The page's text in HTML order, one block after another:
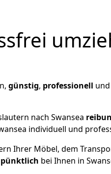
günstig, professionell und
nach Swansea
individuell und
Ihrer Möbel, dem
bei Ihnen in